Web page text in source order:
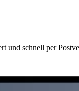
und schnell per